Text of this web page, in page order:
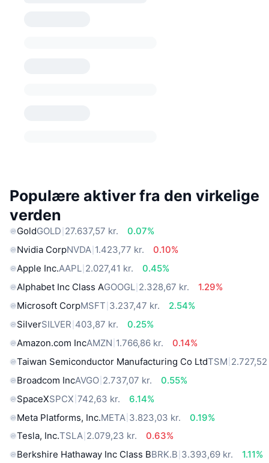
Populære aktiver fra den virkelige
verden
GoldGOLD 27.637,57 kr.
0.07%
Nvidia CorpNVDA 1.423,77 kr.
0.10%
Apple Inc.AAPL 2.027,41 kr.
0.45%
Alphabet Inc Class AGOOGL 2.328,67 kr.
1.29%
Microsoft CorpMSFT 3.237,47 kr.
2.54%
SilverSILVER 403,87 kr.
0.25%
Amazon.com IncAMZN 1.766,86 kr.
0.14%
Taiwan Semiconductor Manufacturing Co LtdTSM
Broadcom IncAVGO 2.737,07 kr.
0.55%
SpaceXSPCX 742,63 kr.
6.14%
Meta Platforms, Inc.META 3.823,03 kr.
0.19%
Tesla, Inc.TSLA 2.079,23 kr.
0.63%
Berkshire Hathaway Inc Class BBRK.B 3.393,69 kr.
1.11%